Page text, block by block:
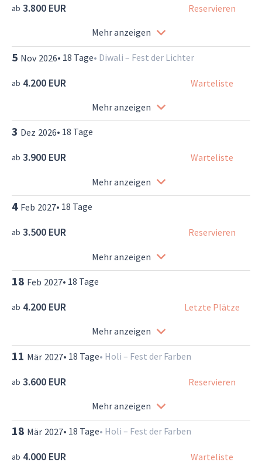
ab 3.800 EUR Reservieren
Mehr anzeigen
5 Nov 2026• 18 Tage• Diwali – Fest der Lichter
ab 4.200 EUR Warteliste
Mehr anzeigen
3 Dez 2026• 18 Tage
ab 3.900 EUR Warteliste
Mehr anzeigen
4 Feb 2027• 18 Tage
ab 3.500 EUR Reservieren
Mehr anzeigen
18 Feb 2027• 18 Tage
ab 4.200 EUR Letzte Plätze
Mehr anzeigen
11 Mär 2027• 18 Tage• Holi – Fest der Farben
ab 3.600 EUR Reservieren
Mehr anzeigen
18 Mär 2027• 18 Tage• Holi – Fest der Farben
ab 4.000 EUR Warteliste